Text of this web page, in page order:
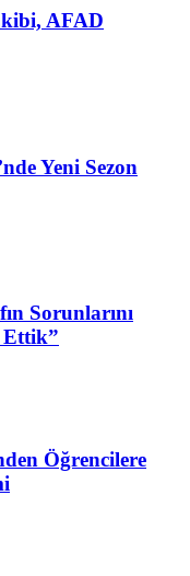
AFAD
Yeni Sezon
Sorunlarını
Ettik”
Öğrencilere